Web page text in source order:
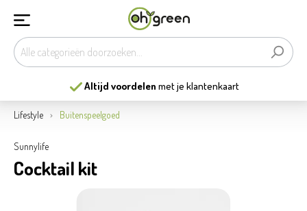
Altijd voordelen met je klantenkaart
Lifestyle Buitenspeelgoed
Sunnylife
Cocktail kit